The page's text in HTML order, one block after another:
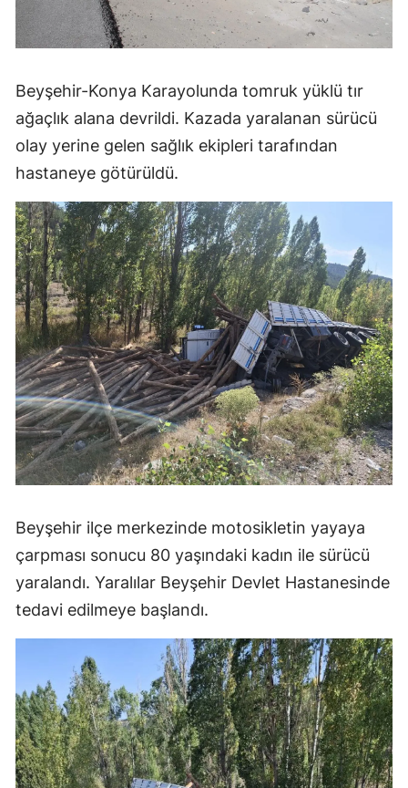
Beyşehir-Konya Karayolunda tomruk yüklü tır
ağaçlık alana devrildi. Kazada yaralanan sürücü
olay yerine gelen sağlık ekipleri tarafından
hastaneye götürüldü.
Beyşehir ilçe merkezinde motosikletin yayaya
çarpması sonucu 80 yaşındaki kadın ile sürücü
yaralandı. Yaralılar Beyşehir Devlet Hastanesinde
tedavi edilmeye başlandı.